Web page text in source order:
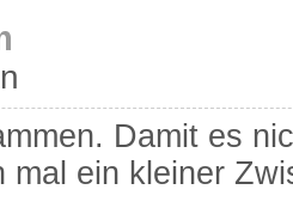
Damit es
mal ein kleiner